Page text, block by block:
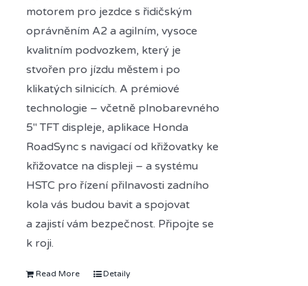
motorem pro jezdce s řidičským
oprávněním A2 a agilním, vysoce
kvalitním podvozkem, který je
stvořen pro jízdu městem i po
klikatých silnicích. A prémiové
technologie – včetně plnobarevného
5" TFT displeje, aplikace Honda
RoadSync s navigací od křižovatky ke
křižovatce na displeji – a systému
HSTC pro řízení přilnavosti zadního
kola vás budou bavit a spojovat
a zajistí vám bezpečnost. Připojte se
k roji.
Read More Detaily